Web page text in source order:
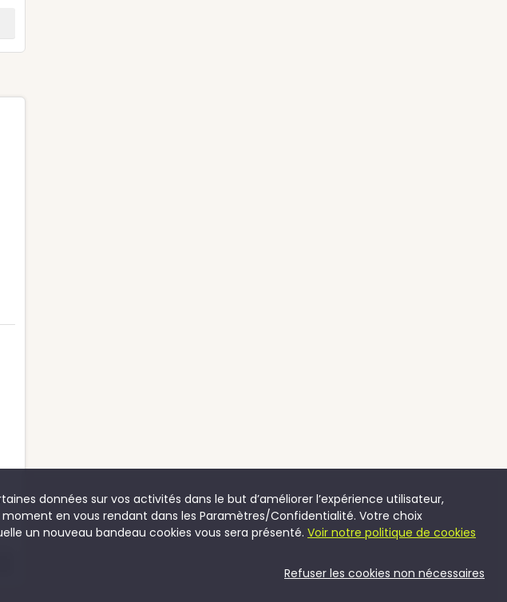
données sur vos activités dans le but d’améliorer l’expérience utilisateur,
en vous rendant dans les Paramètres/Confidentialité. Votre choix
un nouveau bandeau cookies vous sera présenté. Voir notre politique de cookies
Refuser les cookies non nécessaires